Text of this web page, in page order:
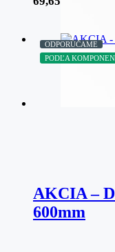
PODĽA
ODPORÚČAME
AKCIA –
600mm